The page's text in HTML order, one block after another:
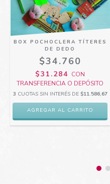
BOX POCHOCLERA TÍTERES
DE DEDO
$34.760
$31.284 CON
TRANSFERENCIA O DEPÓSITO
3 CUOTAS SIN INTERÉS DE $11.586,67
AGREGAR AL CARRITO